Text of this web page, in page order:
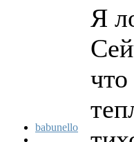
babunello
Я